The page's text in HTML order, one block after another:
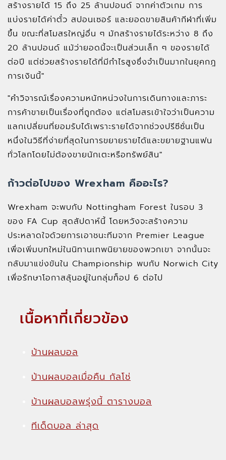
สร้างรายได้ 15 ถึง 25 ล้านปอนด์ จากค่าตัวเกม การ
แบ่งรายได้ค่าตั๋ว สปอนเซอร์ และยอดขายสินค้ากีฬาที่เพิ่ม
ขึ้น ขณะที่สโมสรใหญ่อื่น ๆ มักสร้างรายได้ระหว่าง 8 ถึง
20 ล้านปอนด์ แม้ว่ายอดนี้จะเป็นส่วนเล็ก ๆ ของรายได้
ต่อปี แต่ช่วยสร้างรายได้ที่มีกำไรสูงซึ่งจำเป็นมากในยุคกฎ
การเงินนี้"
"คำวิจารณ์เรื่องความหนักหน่วงในการเดินทางและภาระ
การค้าขายเป็นเรื่องที่ถูกต้อง แต่สโมสรเข้าใจว่าเป็นความ
แลกเปลี่ยนที่ยอมรับได้เพราะรายได้จากช่วงปรีซีซั่นเป็น
หนึ่งในวิธีที่ง่ายที่สุดในการขยายรายได้และขยายฐานแฟน
ทั่วโลกโดยไม่ต้องขายนักเตะหรือทรัพย์สิน"
ก้าวต่อไปของ Wrexham คืออะไร?
Wrexham จะพบกับ Nottingham Forest ในรอบ 3
ของ FA Cup สุดสัปดาห์นี้ โดยหวังจะสร้างความ
ประหลาดใจด้วยการเอาชนะทีมจาก Premier League
เพื่อเพิ่มบทใหม่ในนิทานเทพนิยายของพวกเขา จากนั้นจะ
กลับมาแข่งขันใน Championship พบกับ Norwich City
เพื่อรักษาโอกาสลุ้นอยู่ในกลุ่มท็อป 6 ต่อไป
เนื้อหาที่เกี่ยวข้อง
บ้านผลบอล
บ้านผลบอลเมื่อคืน กัลโช่
บ้านผลบอลพรุ่งนี้ ตารางบอล
ทีเด็ดบอล ล่าสุด